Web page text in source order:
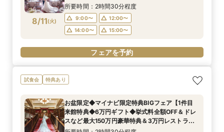
8/11(火)
注ぐ天空チャペル挙式＆憧れドレス×近江牛含む
3万円コース試食
所要時間：2時間30分程度
9:00〜
12:00〜
14:00〜
15:00〜
フェアを予約
試食会 特典あり
お盆限定◆マイナビ限定特典BIGフェア【1件目
来館特典◆6万円ギフト◆挙式料全額OFF＆ドレ
スなど最大150万円豪華特典＆3万円レストラン
チケット】近江牛を含む3万円コースを無料で体